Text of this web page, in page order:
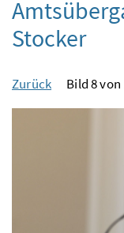
Stocker
Zurück Bild 8 von